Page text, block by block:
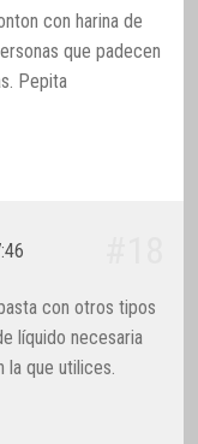
con harina de
que padecen
Pepita
con otros tipos
líquido necesaria
la que utilices.